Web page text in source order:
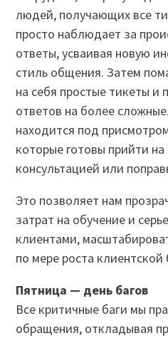
людей, получающих все
просто наблюдает за
ответы, усваивая новую
стиль общения. Затем
на себя простые тикеты и
ответов на более
находится под
которые готовы прийти
консультацией или
Это позволяет нам
затрат на обучение и
клиентами,
по мере роста клиентской
Пятница — день багов
Все критичные баги мы
обращения, откладывая